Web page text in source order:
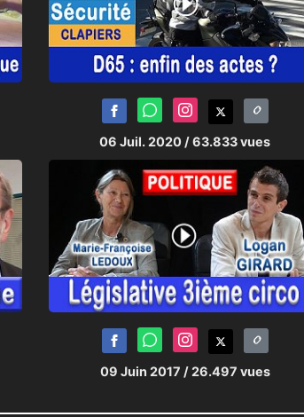
06 Juil. 2020 / 63.833 vues
09 Juin 2017 / 26.497 vues